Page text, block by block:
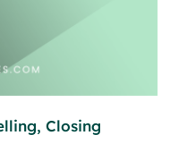
Closing